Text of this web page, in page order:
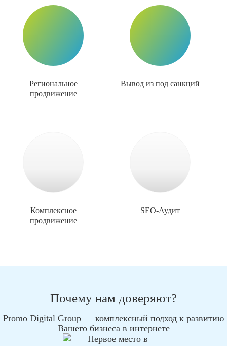
Региональное
продвижение
Вывод из под санкций
Комплексное
продвижение
SEO-Аудит
Почему нам доверяют?
Promo Digital Group — комплексный подход к развитию
Вашего бизнеса в интернете